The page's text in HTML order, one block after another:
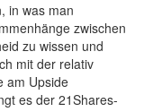
in was man
zwischen
zu wissen und
mit der relativ
am Upside
es der 21Shares-